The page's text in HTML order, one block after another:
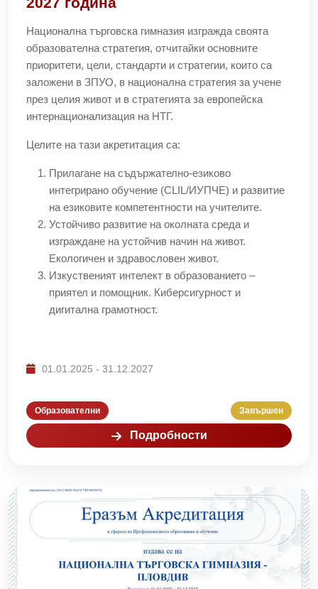
Национална търговска гимназия изгражда своята
образователна стратегия, отчитайки основните
приоритети, цели, стандарти и стратегии, които са
заложени в ЗПУО, в национална стратегия за учене
през целия живот и в стратегията за европейска
интернационализация на НТГ.
Целите на тази акретитация са:
Прилагане на съдържателно-езиково
интегрирано обучение (CLIL/ИУПЧЕ) и развитие
на езиковите компетентности на учителите.
Устойчиво развитие на околната среда и
изграждане на устойчив начин на живот.
Екологичен и здравословен живот.
Изкуственият интелект в образованието –
приятел и помощник. Киберсигурност и
дигитална грамотност.
01.01.2025 - 31.12.2027
Образователни Завършен
Подробности